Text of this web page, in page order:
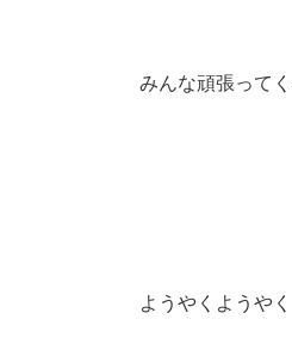
みんな頑張って
ようやくようやく